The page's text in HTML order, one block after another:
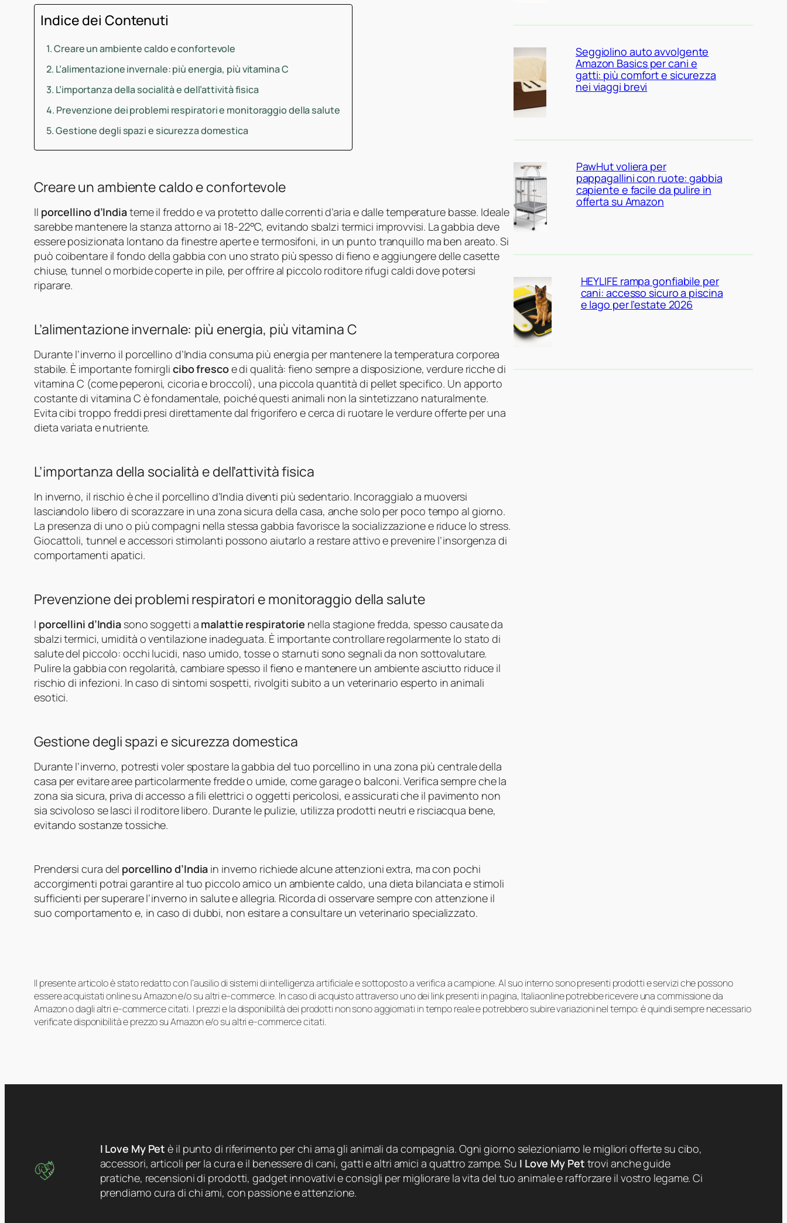
Indice dei Contenuti
Creare un ambiente caldo e confortevole
L’alimentazione invernale: più energia, più vitamina C
L’importanza della socialità e dell’attività fisica
Prevenzione dei problemi respiratori e monitoraggio della salute
Gestione degli spazi e sicurezza domestica
Creare un ambiente caldo e confortevole
Il porcellino d’Indiateme il freddo e va protetto dalle correnti d’aria e dalle temperature basse. Ideale
sarebbe mantenere la stanza attorno ai 18-22°C, evitando sbalzi termici improvvisi. La gabbia deve
essere posizionata lontano da finestre aperte e termosifoni, in un punto tranquillo ma ben areato. Si
può coibentare il fondo della gabbia con uno strato più spesso di fieno e aggiungere delle casette
chiuse, tunnel o morbide coperte in pile, per offrire al piccolo roditore rifugi caldi dove potersi
riparare.
L’alimentazione invernale: più energia, più vitamina C
Durante l’inverno il porcellino d’India consuma più energia per mantenere la temperatura corporea
stabile. È importante fornirgli cibo frescoe di qualità: fieno sempre a disposizione, verdure ricche di
vitamina C (come peperoni, cicoria e broccoli), una piccola quantità di pellet specifico. Un apporto
costante di vitamina C è fondamentale, poiché questi animali non la sintetizzano naturalmente.
Evita cibi troppo freddi presi direttamente dal frigorifero e cerca di ruotare le verdure offerte per una
dieta variata e nutriente.
L’importanza della socialità e dell’attività fisica
In inverno, il rischio è che il porcellino d’India diventi più sedentario. Incoraggialo a muoversi
lasciandolo libero di scorazzare in una zona sicura della casa, anche solo per poco tempo al giorno.
La presenza di uno o più compagni nella stessa gabbia favorisce la socializzazione e riduce lo stress.
Giocattoli, tunnel e accessori stimolanti possono aiutarlo a restare attivo e prevenire l’insorgenza di
comportamenti apatici.
Prevenzione dei problemi respiratori e monitoraggio della salute
I porcellini d’India sono soggetti a malattie respiratorie nella stagione fredda, spesso causate da
sbalzi termici, umidità o ventilazione inadeguata. È importante controllare regolarmente lo stato di
salute del piccolo: occhi lucidi, naso umido, tosse o starnuti sono segnali da non sottovalutare.
Pulire la gabbia con regolarità, cambiare spesso il fieno e mantenere un ambiente asciutto riduce il
rischio di infezioni. In caso di sintomi sospetti, rivolgiti subito a un veterinario esperto in animali
esotici.
Gestione degli spazi e sicurezza domestica
Durante l’inverno, potresti voler spostare la gabbia del tuo porcellino in una zona più centrale della
casa per evitare aree particolarmente fredde o umide, come garage o balconi. Verifica sempre che la
zona sia sicura, priva di accesso a fili elettrici o oggetti pericolosi, e assicurati che il pavimento non
sia scivoloso se lasci il roditore libero. Durante le pulizie, utilizza prodotti neutri e risciacqua bene,
evitando sostanze tossiche.
Prendersi cura del porcellino d’India in inverno richiede alcune attenzioni extra, ma con pochi
accorgimenti potrai garantire al tuo piccolo amico un ambiente caldo, una dieta bilanciata e stimoli
sufficienti per superare l’inverno in salute e allegria. Ricorda di osservare sempre con attenzione il
suo comportamento e, in caso di dubbi, non esitare a consultare un veterinario specializzato.
Seggiolino auto avvolgente
Amazon Basics per cani e
gatti: più comfort e sicurezza
nei viaggi brevi
PawHut voliera per
pappagallini con ruote: gabbia
capiente e facile da pulire in
offerta su Amazon
HEYLIFE rampa gonfiabile per
cani: accesso sicuro a piscina
e lago per l’estate 2026
Il presente articolo è stato redatto con l’ausilio di sistemi di intelligenza artificiale e sottoposto a verifica a campione. Al suo interno sono presenti prodotti e servizi che possono
essere acquistati online su Amazon e/o su altri e-commerce. In caso di acquisto attraverso uno dei link presenti in pagina, Italiaonline potrebbe ricevere una commissione da
Amazon o dagli altri e-commerce citati. I prezzi e la disponibilità dei prodotti non sono aggiornati in tempo reale e potrebbero subire variazioni nel tempo: è quindi sempre necessario
verificate disponibilità e prezzo su Amazon e/o su altri e-commerce citati.
I Love My Pet è il punto di riferimento per chi ama gli animali da compagnia. Ogni giorno selezioniamo le migliori offerte su cibo,
accessori, articoli per la cura e il benessere di cani, gatti e altri amici a quattro zampe. Su I Love My Pet trovi anche guide
pratiche, recensioni di prodotti, gadget innovativi e consigli per migliorare la vita del tuo animale e rafforzare il vostro legame. Ci
prendiamo cura di chi ami, con passione e attenzione.